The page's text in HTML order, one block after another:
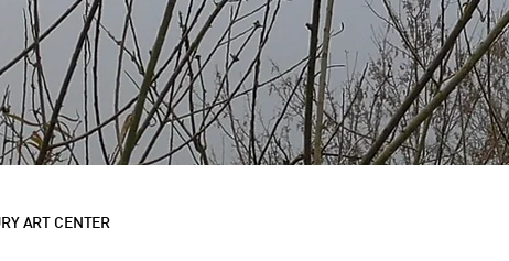
ART CENTER